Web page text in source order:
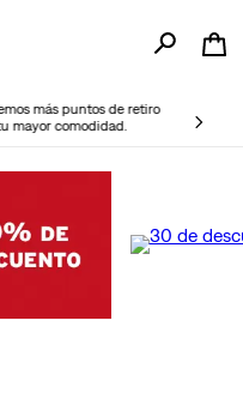
más puntos de retiro
mayor comodidad.